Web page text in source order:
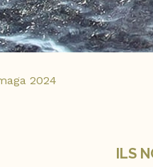
2024
ILS